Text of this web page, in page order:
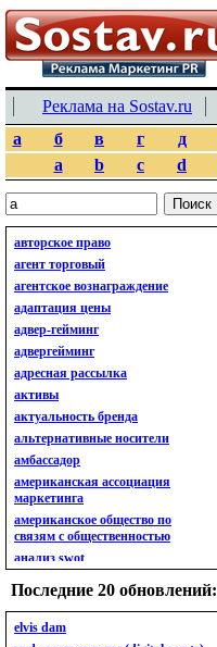
Реклама на Sostav.ru
а
б в г д
a
b c d
авторское право
агент торговый
агентское вознаграждение
адаптация цены
адвер-гейминг
адвергейминг
адресная рассылка
активы
актуальность бренда
альтернативные носители
амбассадор
американская ассоциация
маркетинга
американское общество по
связям с общественностью
анализ swot
анализ бизнес-портфеля
анализ имиджа
Последние 20 обновлений:
elvis dam